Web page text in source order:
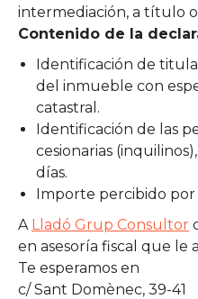
intermediación, a título
Contenido de la
Identificación de
del inmueble con
catastral.
Identificación de las
cesionarias
días.
Importe percibido
A Lladó Grup Consultor
en asesoría fiscal que le
Te esperamos en
c/ Sant Domènec, 39-41